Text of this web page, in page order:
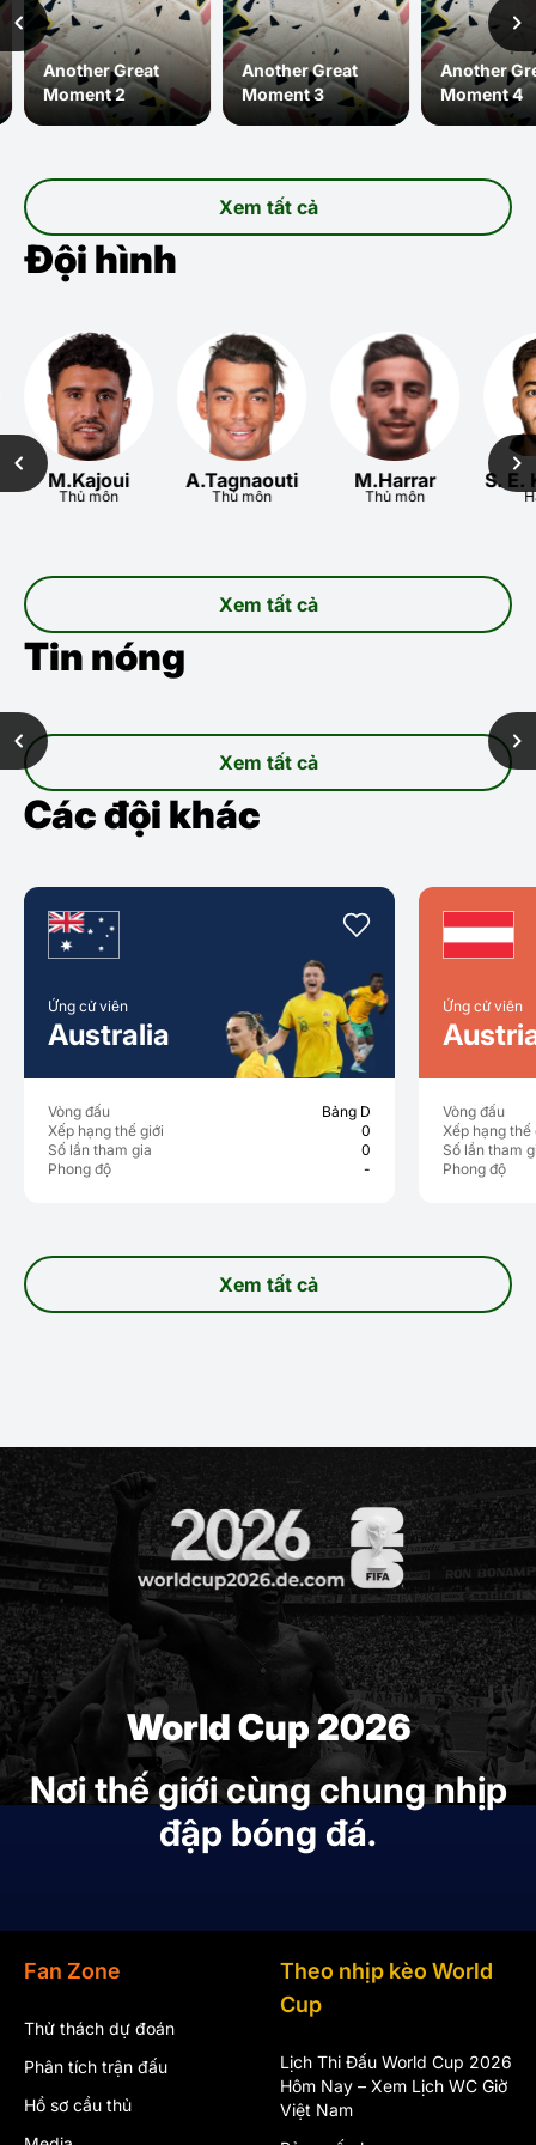
Xem tất cả
Another Great
Moment 2
Another Great
Moment 3
Another
Moment 4
Đội hình
Xem tất cả
M.Kajoui
Thủ môn
A.Tagnaouti
Thủ môn
M.Harrar
Thủ môn
S. E.
Tin nóng
Xem tất cả
Các đội khác
Xem tất cả
Ứng cử viên
Australia
Vòng đấu
Bảng D
Xếp hạng thế giới
0
Số lần tham gia
0
Phong độ
-
Ứng cử viên
Vòng đấu
Xếp hạng thế
Số lần tham
Phong độ
World Cup 2026
Nơi thế giới cùng chung nhịp
đập bóng đá.
Fan Zone
Thử thách dự đoán
Phân tích trận đấu
Hồ sơ cầu thủ
Theo nhịp kèo World
Cup
Lịch Thi Đấu World Cup 2026
Hôm Nay – Xem Lịch WC Giờ
Việt Nam